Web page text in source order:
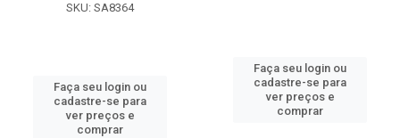
SKU: SA8364
Faça seu login ou
cadastre-se para
ver preços e
comprar
Faça seu login ou
cadastre-se para
ver preços e
comprar